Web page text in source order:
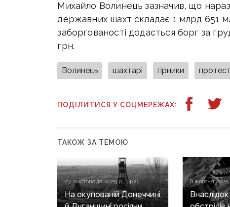
Михайло Волинець зазначив, що
державних шахт складає 1 млрд 651
заборгованості додасться борг за
грн.
Волинець шахтарі гірники протест
ПОДІЛИТИСЯ У СОЦМЕРЕЖАХ:
ТАКОЖ ЗА ТЕМОЮ
27 листопада 2025 р., 14:00
На окупованій Донеччині
8 жовтня 2025